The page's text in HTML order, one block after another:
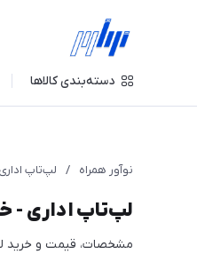
دسته‌بندی کالاها
نوآور همراه / لپ‌تاپ
لپ‌تاپ اداری -
مشخصات، قیمت و خرید